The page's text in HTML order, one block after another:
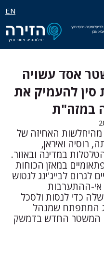
EN
דיפלומטיה ויחסי חוץ
אסד עשויה
סין להעמיק את
במזה"ת
מהיחלשות האחיזה של
רוסיה ואיראן,
במדינה ובאזור.
במאזן הכוחות
לגרום לבייג'ינג לנטוש
אי-ההתערבות
כדי לנסות ולסכל
המתפתח שמנהל
המשטר החדש בדמשק